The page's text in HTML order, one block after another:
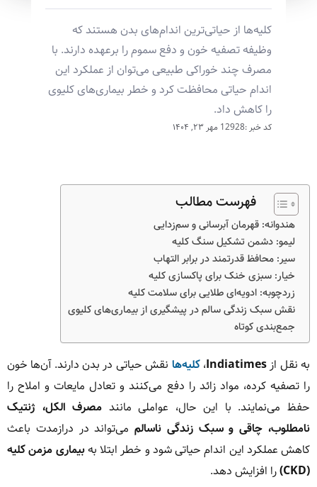
کلیه‌ها از حیاتی‌ترین اندام‌های بدن هستند که
وظیفه تصفیه خون و دفع سموم را برعهده دارند. با
مصرف چند خوراکی طبیعی می‌توان از عملکرد این
اندام حیاتی محافظت کرد و خطر بیماری‌های کلیوی
را کاهش داد.
کد خبر :12928 مهر ۲۳, ۱۴۰۴
فهرست مطالب
هندوانه: قهرمان آبرسانی و سم‌زدایی
لیمو: دشمن تشکیل سنگ کلیه
سیر: محافظ قدرتمند در برابر التهاب
خیار: سبزی خنک برای پاکسازی کلیه
زردچوبه: ادویه‌ای طلایی برای سلامت کلیه
نقش سبک زندگی سالم در پیشگیری از بیماری‌های کلیوی
جمع‌بندی کوتاه
به نقل ازIndiatimes،کلیه‌ها نقش حیاتی در بدن دارند. آن‌ها خون
را تصفیه کرده، مواد زائد را دفع می‌کنند و تعادل مایعات و املاح را
حفظ می‌نمایند. با این حال، عواملی مانند مصرف الکل، ژنتیک
نامطلوب، چاقی و سبک زندگی ناسالممی‌تواند در درازمدت باعث
کاهش عملکرد این اندام حیاتی شود و خطر ابتلا بهبیماری مزمن کلیه
(CKD)
را افزایش دهد.